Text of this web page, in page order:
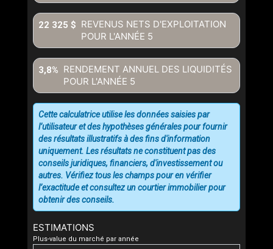
REVENUS NETS D'EXPLOITATION
POUR L'ANNÉE 5
22 325 $
RENDEMENT ANNUEL DES LIQUIDITÉS
POUR L'ANNÉE 5
3,8%
ESTIMATIONS
Plus-value du marché par année
Cette calculatrice utilise les données saisies par
l’utilisateur et des hypothèses générales pour fournir
des résultats illustratifs à des fins d'information
uniquement. Les résultats ne constituent pas des
conseils juridiques, financiers, d'investissement ou
autres. Vérifiez tous les champs pour en vérifier
l’exactitude et consultez un courtier immobilier pour
obtenir des conseils.